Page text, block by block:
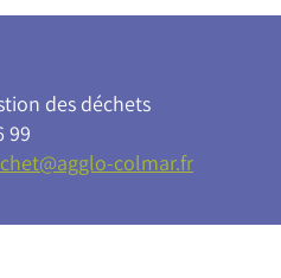
des déchets
99
colmar.fr